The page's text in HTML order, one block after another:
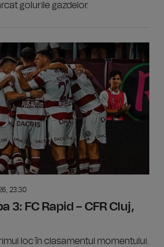
golurile gazdelor.
23:30
3: FC Rapid – CFR Cluj,
loc în clasamentul momentului.